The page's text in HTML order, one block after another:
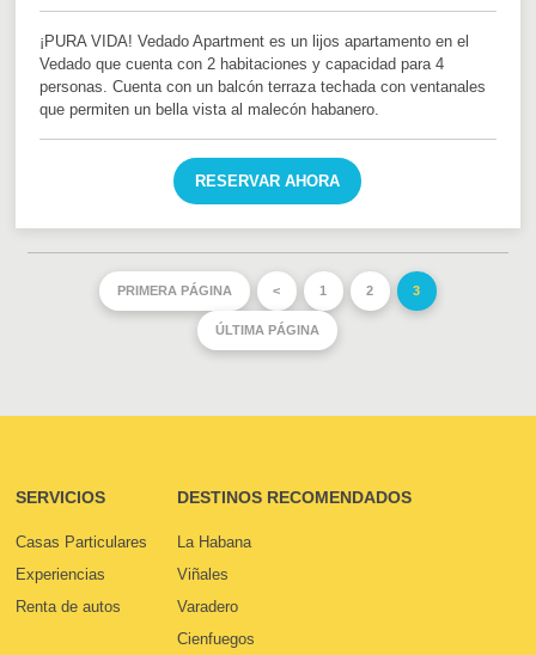
¡PURA VIDA! Vedado Apartment es un lijos apartamento en el
Vedado que cuenta con 2 habitaciones y capacidad para 4
personas. Cuenta con un balcón terraza techada con ventanales
que permiten un bella vista al malecón habanero.
RESERVAR AHORA
PRIMERA PÁGINA < 1 2 3
ÚLTIMA PÁGINA
SERVICIOS
Casas Particulares
Experiencias
Renta de autos
DESTINOS RECOMENDADOS
La Habana
Viñales
Varadero
Cienfuegos